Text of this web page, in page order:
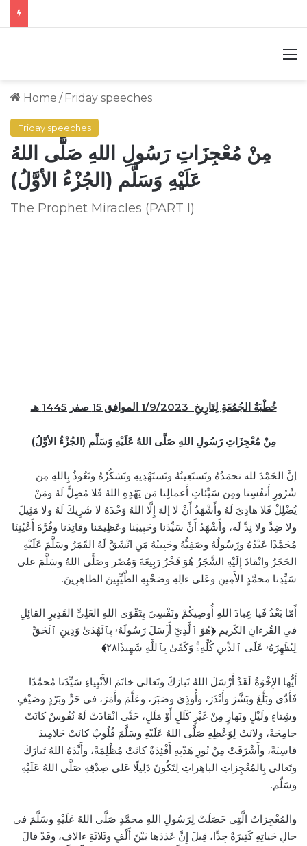
Home / Friday speeches
Friday speeches
مِنْ مُعْجِزَاتِ رَسُولِ اللهِ صَلَّى اللهُ
عَلَيْهِ وَسَلَّم (الجُزْءُ الأوَّلُ)
The Prophet Miracles (PART I)
خُطْبَةُ الجُمُعَةِ لِتَارِيخِ 1/9/2023 الموافق 15 صفر 1445 هـ
مِنْ مُعْجِزَاتِ رَسُولِ اللهِ صَلَّى اللهُ عَلَيْهِ وَسَلَّم (الجُزْءُ الأوَّلُ)
إنَّ الحَمْدَ لله نحمَدُهُ ونَستَعِينُهُ ونَستَهْدِيهِ ونَشكُرُهُ ونَعُوذُ بِاللهِ مِن
شُرُورِ أَنفُسِنا ومِن سَيِّئاتِ أَعمالِنا مَن يَهْدِهِ اللهُ فَلا مُضِلَّ لَهُ ومَنْ
يُضْلِلْ فَلا هادِيَ لَهُ وأَشْهَدُ أَنْ لا إلهَ إِلَّا اللهُ وَحْدَهُ لا شَرِيكَ لَهُ ولا مَثِيلَ
ولا ضِدَّ ولا نِدَّ لَه، وأَشْهَدُ أَنَّ سَيِّدَنا وحَبِيبَنا وعَظِيمَنا وقائِدَنا وقُرَّةَ أَعْيُنِنَا
مُحَمَّدًا عَبْدُهُ ورَسُولُهُ وصَفِيُّهُ وحَبِيبُهُ مَنِ انْشَقَّ لَهُ القَمَرُ وسَلَّمَ عَلَيْهِ
الحَجَرُ وانْقادَ إِلَيْهِ الشَّجَرُ هُوَ فَخْرُ رَبِيعَةَ وَمُضَر وصَلَّى اللهُ وسَلَّمَ على
سَيِّدِنا محمَّدٍ الأَمِينِ وعَلى ءالِهِ وصَحْبِهِ الطَّيِّبِينَ الطاهِرِينَ.
أَمّا بَعْدُ فَيا عِبادَ اللهِ أُوصِيكُمْ ونَفْسِيَ بِتَقْوَى اللهِ العَلِيِّ القَدِيرِ القائِلِ
في القُرءانِ الكَريم ﴿هُوَ ٱلَّذِيٓ أَرۡسَلَ رَسُولَهُۥ بِٱلۡهُدَىٰ وَدِينِ ٱلۡحَقِّ
لِيُظۡهِرَهُۥ عَلَى ٱلدِّينِ كُلِّهِۦۚ وَكَفَىٰ بِٱللَّهِ شَهِيدٗا٢٨
﴾
أَيُّها الإِخْوَةُ لَقَدْ أَرْسَلَ اللهُ تَبارَكَ وتَعالى خاتَمَ الأَنْبِياءِ سَيِّدَنا مُحمَّدًا
فَأَدَّى وبَلَّغَ وبَشَّرَ وأَنْذَرَ، وأُوذِيَ وصَبَرَ، وعَلَّمَ وأَمَرَ، في حَرٍّ وبَرْدٍ وصَيْفٍ
وشِتاءٍ ولَيْلٍ ونَهارٍ مِنْ غَيْرِ كَلَلٍ أَوْ مَلَلٍ، حَتَّى انْقادَتْ لَهُ نُفُوسٌ كانَتْ
جامِحَةً، ولانَتْ لِوَعْظِهِ صَلَّى اللهُ عَلَيْهِ وسَلَّمَ قُلُوبٌ كانَتْ جَلامِيدَ
قاسِيَةً، وأَشْرَقَتْ مِنْ نُورِ هَدْيِهِ أَفْئِدَةٌ كانَتْ مُظْلِمَةً، وأَيَّدَهُ اللهُ تَبارَكَ
وتَعالى بِالمُعْجِزاتِ الباهِراتِ لِتَكُونَ دَلِيلًا عَلى صِدْقِهِ صَلَّى اللهُ عَلَيْهِ
وسَلَّم.
والمُعْجِزاتُ الَّتِي حَصَلَتْ لِرَسُولِ اللهِ محمَّدٍ صَلَّى اللهُ عَلَيْهِ وسَلَّمَ في
حالِ حَياتِهِ كَثِيرَةٌ جِدًّا، قِيلَ إِنَّ عَدَدَها بَيْنَ أَلْفٍ وثَلاثَةِ ءالاف، وقَدْ قالَ